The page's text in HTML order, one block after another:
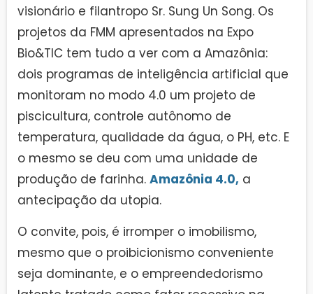
visionário e filantropo Sr. Sung Un Song. Os
projetos da FMM apresentados na Expo
Bio&TIC tem tudo a ver com a Amazônia:
dois programas de inteligência artificial que
monitoram no modo 4.0 um projeto de
piscicultura, controle autônomo de
temperatura, qualidade da água, o PH, etc. E
o mesmo se deu com uma unidade de
produção de farinha. Amazônia 4.0, a
antecipação da utopia.
O convite, pois, é irromper o imobilismo,
mesmo que o proibicionismo conveniente
seja dominante, e o empreendedorismo